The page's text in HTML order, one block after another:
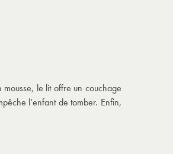
le lit offre un couchage
l’enfant de tomber. Enfin,